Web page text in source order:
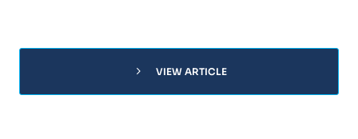
chevron_right VIEW ARTICLE